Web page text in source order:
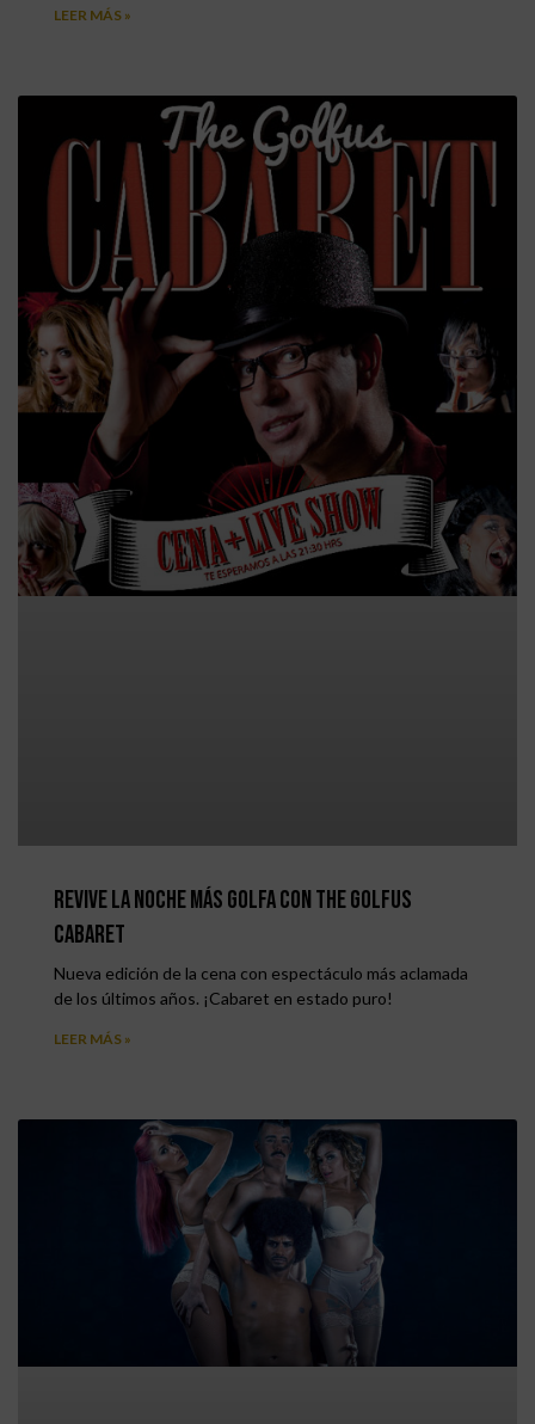
LEER MÁS »
Revive la noche más golfa con The Golfus
Cabaret
Nueva edición de la cena con espectáculo más aclamada
de los últimos años. ¡Cabaret en estado puro!
LEER MÁS »